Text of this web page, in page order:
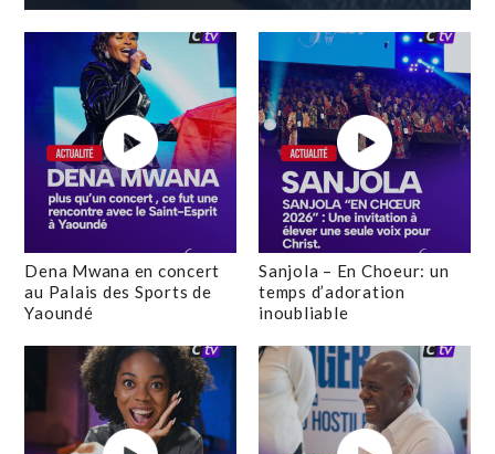
Dena Mwana en concert
au Palais des Sports de
Yaoundé
Sanjola – En Choeur: un
temps d’adoration
inoubliable